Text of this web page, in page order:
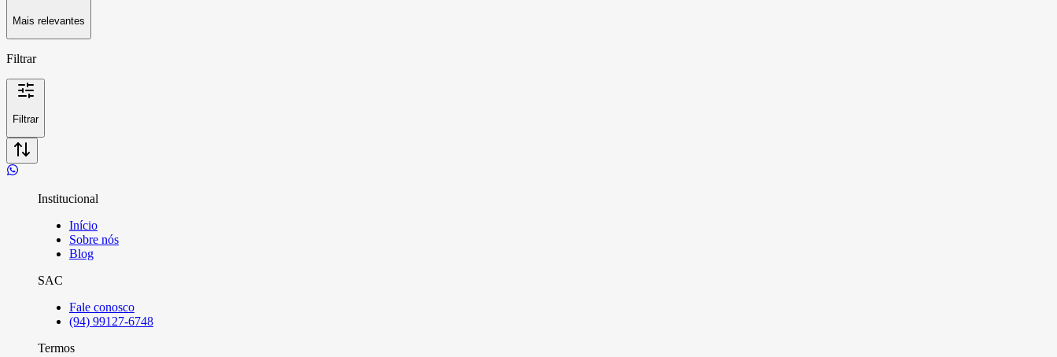
Mais relevantes
Filtrar
Filtrar
Institucional
Início
Sobre nós
Blog
SAC
Fale conosco
(94) 99127-6748
Termos